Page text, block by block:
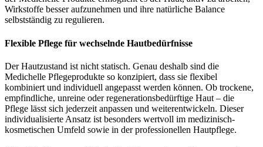
Wirkstoffe besser aufzunehmen und ihre natürliche Balance
selbstständig zu regulieren.
Flexible Pflege für wechselnde Hautbedürfnisse
Der Hautzustand ist nicht statisch. Genau deshalb sind die
Medichelle Pflegeprodukte so konzipiert, dass sie flexibel
kombiniert und individuell angepasst werden können. Ob trockene,
empfindliche, unreine oder regenerationsbedürftige Haut – die
Pflege lässt sich jederzeit anpassen und weiterentwickeln. Dieser
individualisierte Ansatz ist besonders wertvoll im medizinisch-
kosmetischen Umfeld sowie in der professionellen Hautpflege.